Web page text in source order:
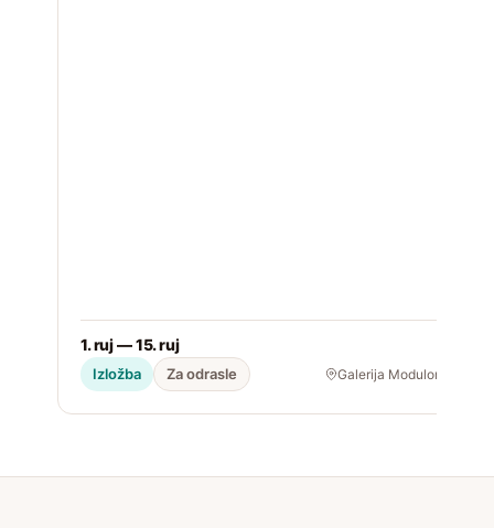
1. ruj — 15. ruj
Izložba Za odrasle Galerija Modulor